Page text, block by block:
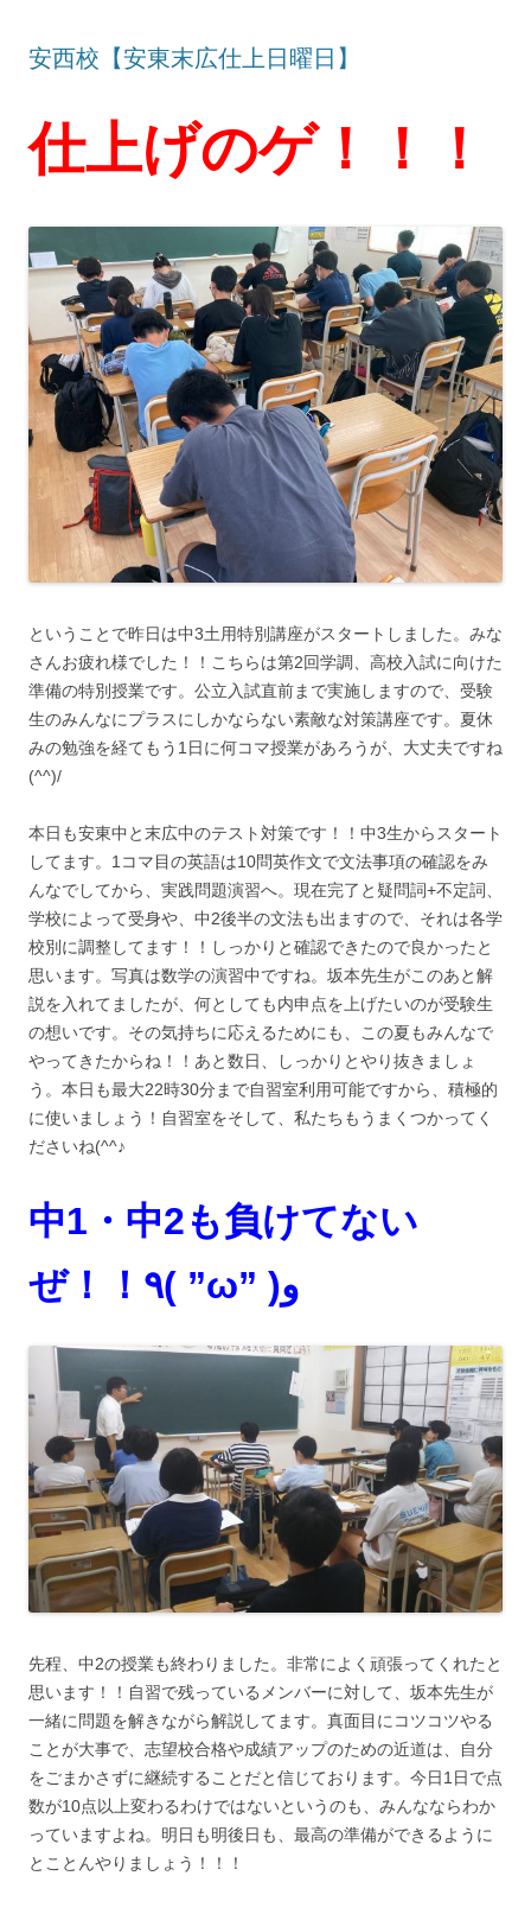
安西校【安東末広仕上日曜日】
仕上げのゲ！！！
ということで昨日は中3土用特別講座がスタートしました。みな
さんお疲れ様でした！！こちらは第2回学調、高校入試に向けた
準備の特別授業です。公立入試直前まで実施しますので、受験
生のみんなにプラスにしかならない素敵な対策講座です。夏休
みの勉強を経てもう1日に何コマ授業があろうが、大丈夫ですね
(^^)/
本日も安東中と末広中のテスト対策です！！中3生からスタート
してます。1コマ目の英語は10問英作文で文法事項の確認をみ
んなでしてから、実践問題演習へ。現在完了と疑問詞+不定詞、
学校によって受身や、中2後半の文法も出ますので、それは各学
校別に調整してます！！しっかりと確認できたので良かったと
思います。写真は数学の演習中ですね。坂本先生がこのあと解
説を入れてましたが、何としても内申点を上げたいのが受験生
の想いです。その気持ちに応えるためにも、この夏もみんなで
やってきたからね！！あと数日、しっかりとやり抜きましょ
う。本日も最大22時30分まで自習室利用可能ですから、積極的
に使いましょう！自習室をそして、私たちもうまくつかってく
ださいね(^^♪
中1・中2も負けてない
ぜ！！٩( ”ω” )و
先程、中2の授業も終わりました。非常によく頑張ってくれたと
思います！！自習で残っているメンバーに対して、坂本先生が
一緒に問題を解きながら解説してます。真面目にコツコツやる
ことが大事で、志望校合格や成績アップのための近道は、自分
をごまかさずに継続することだと信じております。今日1日で点
数が10点以上変わるわけではないというのも、みんなならわか
っていますよね。明日も明後日も、最高の準備ができるように
とことんやりましょう！！！